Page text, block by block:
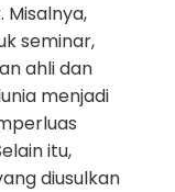
seminar,
ahli dan
menjadi
itu,
diusulkan